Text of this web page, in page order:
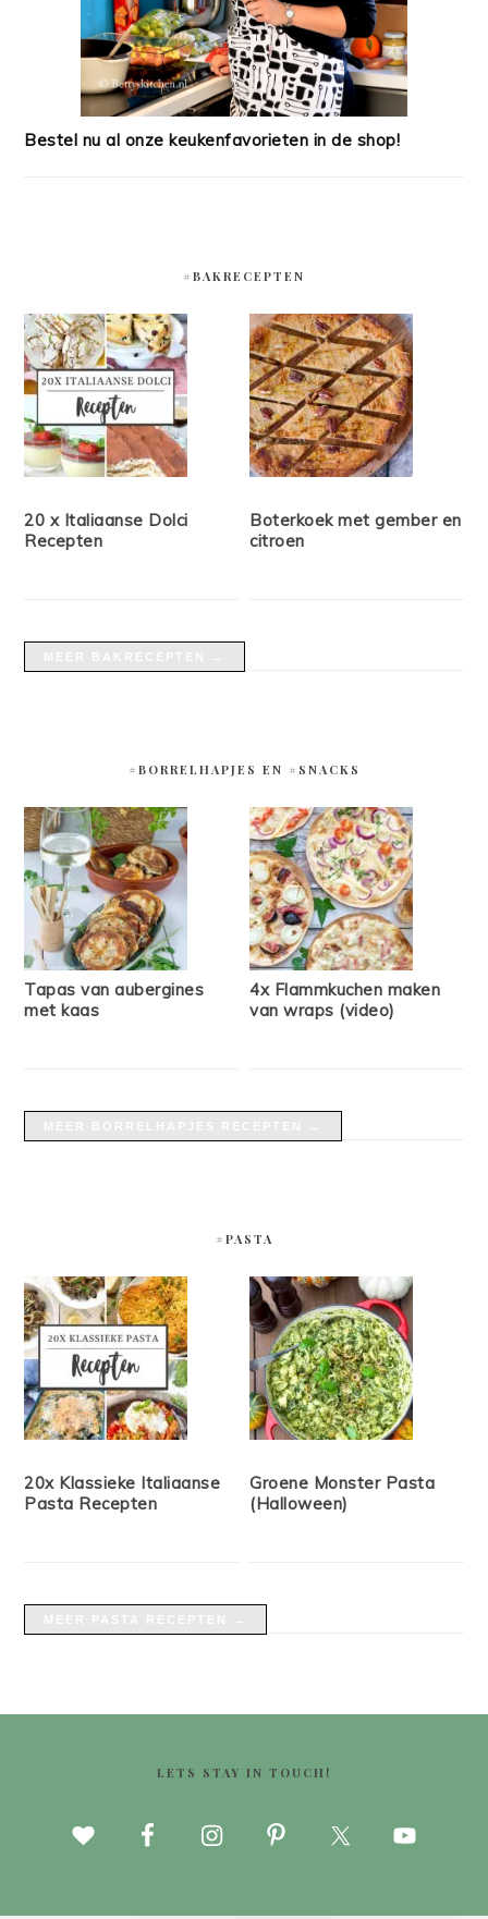
Bestel nu al onze keukenfavorieten in de shop!
#BAKRECEPTEN
20 x Italiaanse Dolci
Recepten
Boterkoek met gember en
citroen
#BORRELHAPJES EN #SNACKS
Tapas van aubergines
met kaas
4x Flammkuchen maken
van wraps (video)
#PASTA
20x Klassieke Italiaanse
Pasta Recepten
Groene Monster Pasta
(Halloween)
LETS STAY IN TOUCH!